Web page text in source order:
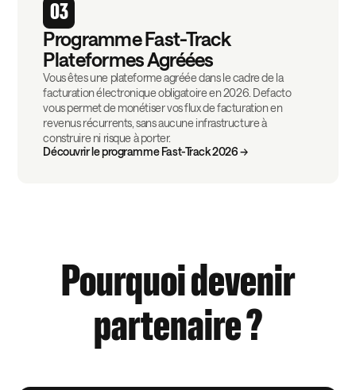
03
Programme Fast-Track
Plateformes Agréées
Vous êtes une plateforme agréée dans le cadre de la
facturation électronique obligatoire en 2026. Defacto
vous permet de monétiser vos flux de facturation en
revenus récurrents, sans aucune infrastructure à
construire ni risque à porter.
Découvrir le programme Fast-Track 2026 →
Pourquoi devenir
partenaire ?